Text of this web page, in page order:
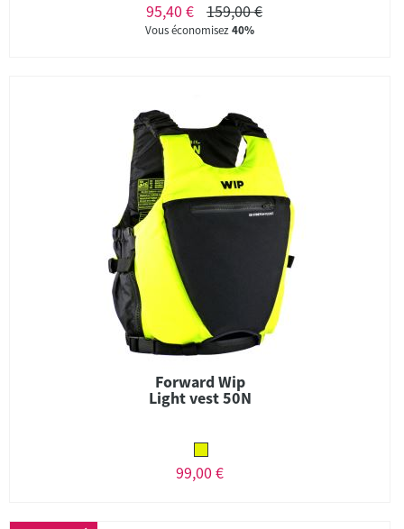
95,40 € 159,00 €
Vous économisez40%
Forward Wip
Light vest 50N
99,00 €